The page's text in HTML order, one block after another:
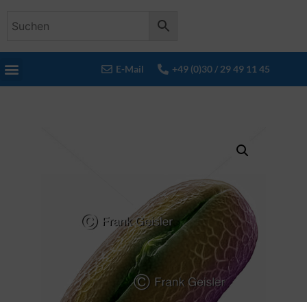
E-Mail +49 (0)30 / 29 49 11 45